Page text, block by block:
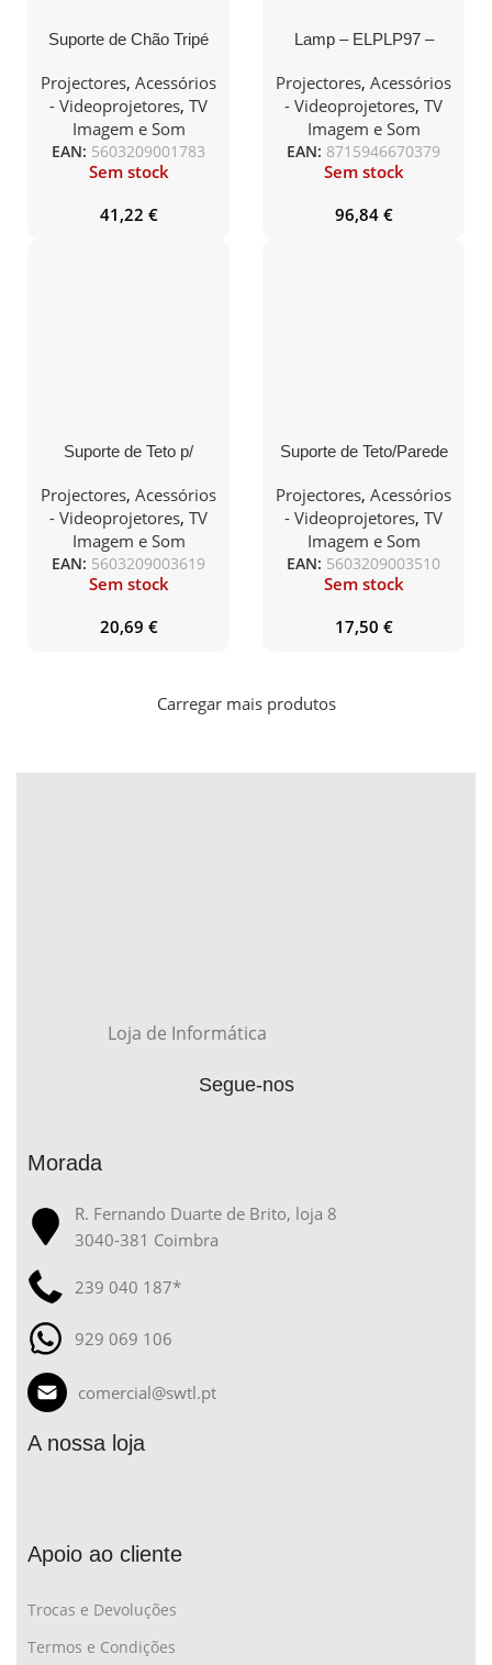
Suporte de Chão Tripé
Projectores, Acessórios
- Videoprojetores, TV
Imagem e Som
EAN: 5603209001783
Sem stock
41,22 €
Lamp – ELPLP97 –
(2020 models)
Projectores, Acessórios
- Videoprojetores, TV
Imagem e Som
EAN: 8715946670379
Sem stock
96,84 €
Suporte de Teto p/
Branco
Projectores, Acessórios
- Videoprojetores, TV
Imagem e Som
EAN: 5603209003619
Sem stock
20,69 €
Suporte de Teto/Parede
Branco
Projectores, Acessórios
- Videoprojetores, TV
Imagem e Som
EAN: 5603209003510
Sem stock
17,50 €
Carregar mais produtos
Loja de Informática
Segue-nos
Morada
R. Fernando Duarte de Brito, loja 8
3040-381 Coimbra
239 040 187*
929 069 106
comercial@swtl.pt
A nossa loja
Apoio ao cliente
Trocas e Devoluções
Termos e Condições